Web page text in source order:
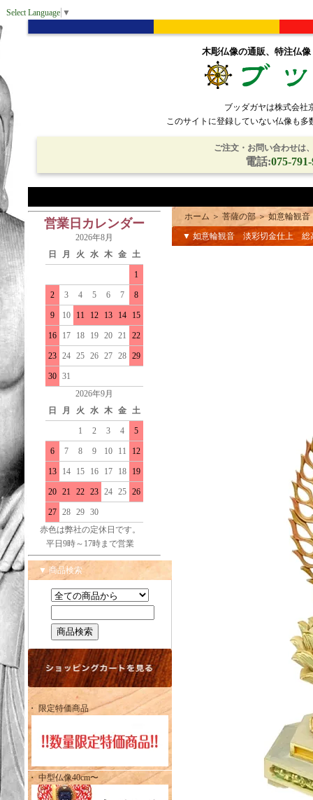
Select Language ▼
木彫仏像の通販、特注仏
ブッダガヤは株式会社
このサイトに登録していない仏像も
ご注文・お問い合わせは
電話:075-
営業日カレンダー
2026年8月
日
月 火 水 木 金 土
1
2 3 4 5 6 7 8
9 10 11 12 13 14 15
16 17 18 19 20 21 22
23 24 25 26 27 28 29
30 31
2026年9月
日
月 火 水 木 金 土
1 2 3 4 5
6 7 8 9 10 11 12
13 14 15 16 17 18 19
20 21 22 23 24 25 26
27 28 29 30
赤色は弊社の定休日です。
平日9時～17時まで営業
▼ 商品検索
・ 限定特価商品
・ 中型仏像40cm〜
ホーム ＞ 菩薩の部＞如意輪観音
▼ 如意輪観音 淡彩切金仕上 総